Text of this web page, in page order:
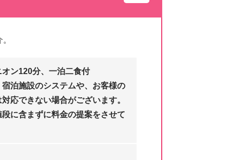
オン120分、一泊二食付
泊施設のシステムや、お客様の
応できない場合がございます。
に含まずに料金の提案をさせて